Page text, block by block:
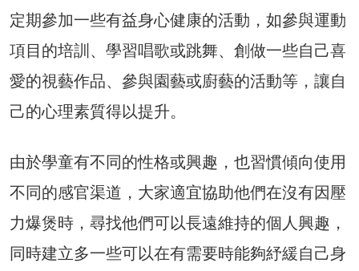
定期參加一些有益身心健康的活動，如參與運動
項目的培訓、學習唱歌或跳舞、創做一些自己喜
愛的視藝作品、參與園藝或廚藝的活動等，讓自
己的心理素質得以提升。
由於學童有不同的性格或興趣，也習慣傾向使用
不同的感官渠道，大家適宜協助他們在沒有因壓
力爆煲時，尋找他們可以長遠維持的個人興趣，
同時建立多一些可以在有需要時能夠紓緩自己身